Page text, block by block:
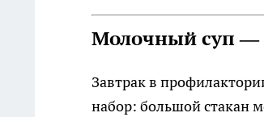
Молочный суп —
Завтрак в
набор: большой стакан